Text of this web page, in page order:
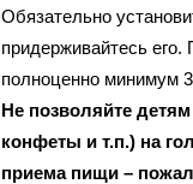
Обязательно
придерживайтесь
полноценно минимум
Не позволяйте
конфеты и т.п.) на
приема пищи –